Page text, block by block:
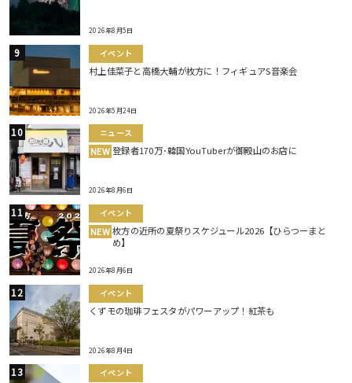
2026年8月5日
イベント
村上佳菜子と高橋大輔が枚方に！フィギュアS音楽会
2026年5月24日
ニュース
NEW 登録者170万･韓国YouTuberが御殿山のお店に
2026年8月6日
イベント
NEW 枚方の近所の夏祭りスケジュール2026【ひらつーまと
め】
2026年8月6日
イベント
くずモの珈琲フェスタがパワーアップ！紅茶も
2026年8月4日
イベント